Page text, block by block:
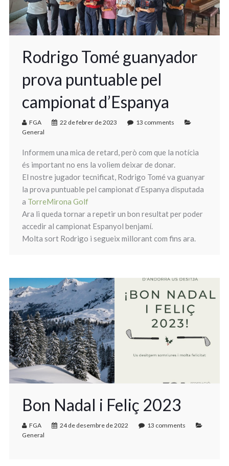
Rodrigo Tomé guanyador
prova puntuable pel
campionat d’Espanya
FGA 22 de febrer de 2023
13 comments
General
Informem una mica de retard, però com que la notícia
és important no ens la voliem deixar de donar.
El nostre jugador tecnificat, Rodrigo Tomé va guanyar
la prova puntuable pel campionat d’Espanya disputada
a TorreMirona Golf
Ara li queda tornar a repetir un bon resultat per poder
accedir al campionat Espanyol benjamí.
Molta sort Rodrigo i segueix millorant com fins ara.
Bon Nadal i Feliç 2023
FGA 24 de desembre de 2022
13 comments
General